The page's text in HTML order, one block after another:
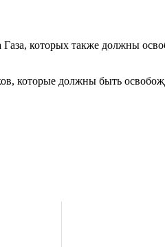
Газа, которых также должны
которые должны быть